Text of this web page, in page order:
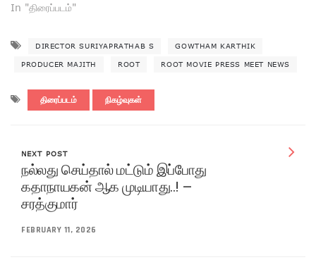
In "திரைப்படம்"
DIRECTOR SURIYAPRATHAB S GOWTHAM KARTHIK
PRODUCER MAJITH ROOT ROOT MOVIE PRESS MEET NEWS
திரைப்படம் நிகழ்வுகள்
NEXT POST
நல்லது செய்தால் மட்டும் இப்போது
கதாநாயகன் ஆக முடியாது..! –
சரத்குமார்
FEBRUARY 11, 2026